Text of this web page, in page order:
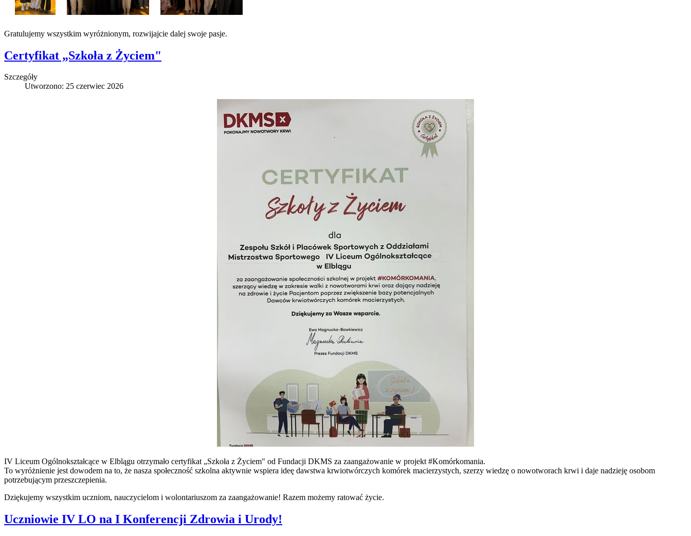
Gratulujemy wszystkim wyróżnionym, rozwijajcie dalej swoje pasje.
Certyfikat „Szkoła z Życiem"
Szczegóły
Utworzono: 25 czerwiec 2026
IV Liceum Ogólnokształcące w Elblągu otrzymało certyfikat „Szkoła z Życiem" od Fundacji DKMS za zaangażowanie w projekt #Komórkomania.
To wyróżnienie jest dowodem na to, że nasza społeczność szkolna aktywnie wspiera ideę dawstwa krwiotwórczych komórek macierzystych, szerzy wiedzę o nowotworach krwi i daje nadzieję osobom
potrzebującym przeszczepienia.
Dziękujemy wszystkim uczniom, nauczycielom i wolontariuszom za zaangażowanie! Razem możemy ratować życie.
Uczniowie IV LO na I Konferencji Zdrowia i Urody!